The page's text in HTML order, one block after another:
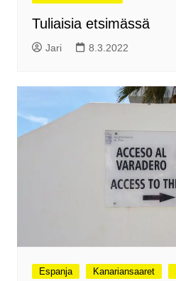
Tuliaisia etsimässä
Jari 8.3.2022
Espanja Kanariansaaret